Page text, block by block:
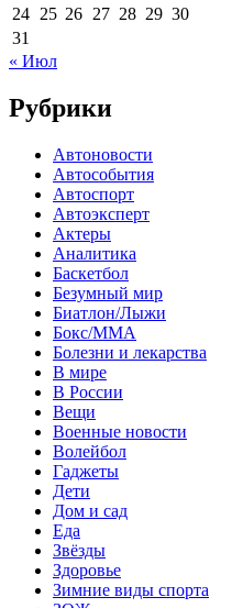
24 25 26 27 28 29 30
31
« Июл
Рубрики
Автоновости
Автособытия
Автоспорт
Автоэксперт
Актеры
Аналитика
Баскетбол
Безумный мир
Биатлон/Лыжи
Бокс/MMA
Болезни и лекарства
В мире
В России
Вещи
Военные новости
Волейбол
Гаджеты
Дети
Дом и сад
Еда
Звёзды
Здоровье
Зимние виды спорта